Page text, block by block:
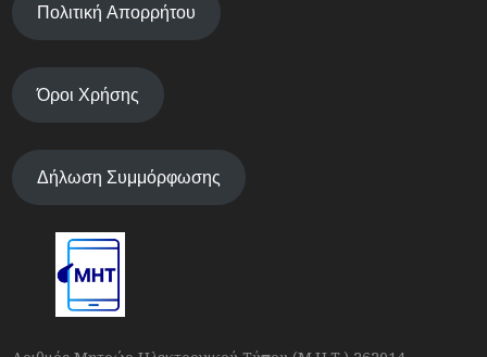
Πολιτική Απορρήτου
Όροι Χρήσης
Δήλωση Συμμόρφωσης